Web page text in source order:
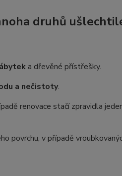
druhů
a dřevěné přístřešky.
a nečistoty.
renovace stačí zpravidla
povrchu, v případě